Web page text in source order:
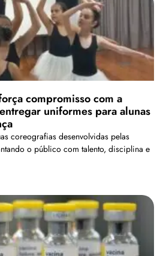
compromisso com a
uniformes para alunas
coreografias desenvolvidas pelas
o público com talento, disciplina e